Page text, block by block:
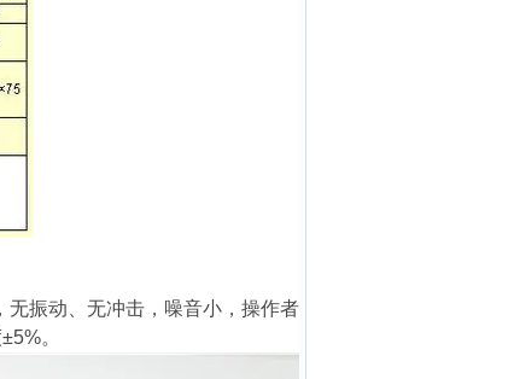
振动、无冲击，噪音小，操作者
。